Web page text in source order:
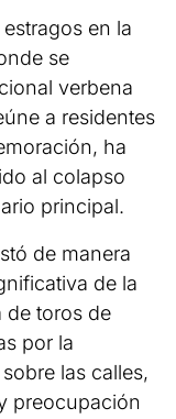
en la
se
verbena
a residentes
ha
al colapso
principal.
de manera
de la
de toros de
por la
las calles,
preocupación